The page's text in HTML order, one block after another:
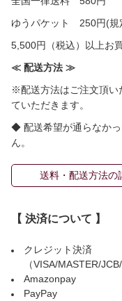
ゆうパケット 250円(規
5,500円（税込）以上お
≪ 配送方法 ≫
※配送方法はご注文頂い
ていただきます。
◆ 配送希望が通らなか
ん。
送料・配送方法の
【 決済について 】
クレジット決済
（VISA/MASTER/
Amazonpay
PayPay